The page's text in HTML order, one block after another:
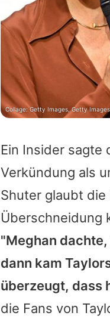
Ein Insider sagte
Verkündung als
Shuter glaubt die
Überschneidung
"Meghan
dann kam
überzeugt, dass
die Fans von
Collage: Getty Images, Getty Images